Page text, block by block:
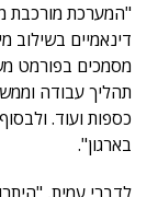
"המערכת מורכבת
דינאמיים בשילוב
מסמכים בפורמט
כספות ועוד.
בארגון".